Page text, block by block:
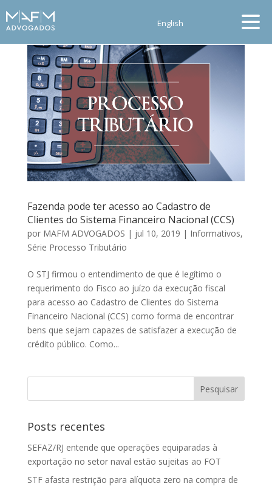
English
Fazenda pode ter acesso ao Cadastro de
Clientes do Sistema Financeiro Nacional (CCS)
por MAFM ADVOGADOS | jul 10, 2019 | Informativos,
Série Processo Tributário
O STJ firmou o entendimento de que é legítimo o
requerimento do Fisco ao juízo da execução fiscal
para acesso ao Cadastro de Clientes do Sistema
Financeiro Nacional (CCS) como forma de encontrar
bens que sejam capazes de satisfazer a execução de
crédito público. Como...
Posts recentes
SEFAZ/RJ entende que operações equiparadas à
exportação no setor naval estão sujeitas ao FOT
STF afasta restrição para alíquota zero na compra de